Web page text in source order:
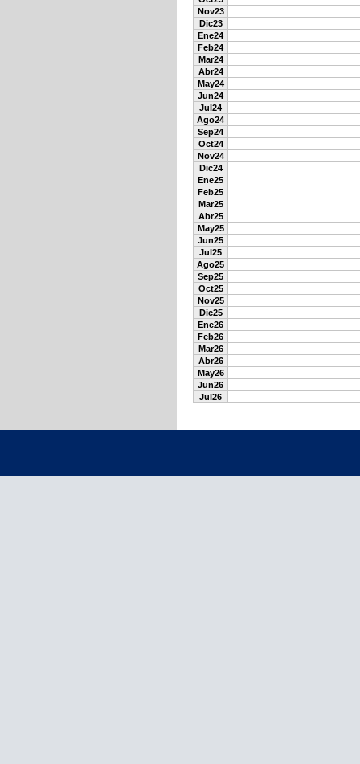
Nov23
Dic23
Ene24
Feb24
Mar24
Abr24
May24
Jun24
Jul24
Ago24
Sep24
Oct24
Nov24
Dic24
Ene25
Feb25
Mar25
Abr25
May25
Jun25
Jul25
Ago25
Sep25
Oct25
Nov25
Dic25
Ene26
Feb26
Mar26
Abr26
May26
Jun26
Jul26